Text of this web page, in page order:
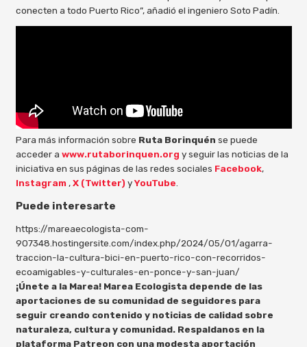
conecten a todo Puerto Rico”, añadió el ingeniero Soto Padín.
Para más información sobre Ruta Borinquén se puede
acceder a www.rutaborinquen.org y seguir las noticias de la
iniciativa en sus páginas de las redes sociales Facebook,
Instagram ,X (Twitter) yYouTube
Puede interesarte
https://mareaecologista-com-
907348.hostingersite.com/index.php/2024/05/01/agarra-
traccion-la-cultura-bici-en-puerto-rico-con-recorridos-
ecoamigables-y-culturales-en-ponce-y-san-juan/
¡Únete a la Marea! Marea Ecologista depende de las
aportaciones de su comunidad de seguidores para
seguir creando contenido y noticias de calidad sobre
naturaleza, cultura y comunidad. Respaldanos en la
plataforma Patreon con una modesta aportación